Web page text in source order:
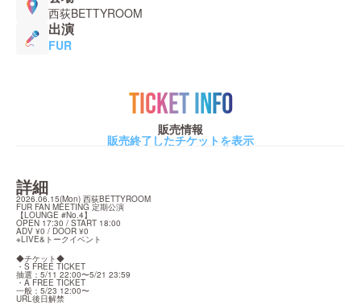
西荻BETTYROOM
出演
FUR
TICKET INFO
販売情報
販売終了したチケットを表示
詳細
2026.06.15(Mon) 西荻BETTYROOM
FUR FAN MEETING 定期公演
【LOUNGE #No.4】
OPEN 17:30 / START 18:00
ADV ¥0 / DOOR ¥0
※LIVE&トークイベント
◆チケット◆
・S FREE TICKET
抽選：5/11 22:00〜5/21 23:59
・A FREE TICKET
一般：5/23 12:00〜
URL後日解禁